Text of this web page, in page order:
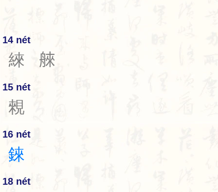
14 nét
䋱 𦩑
15 nét
䚅
16 nét
錸
18 nét